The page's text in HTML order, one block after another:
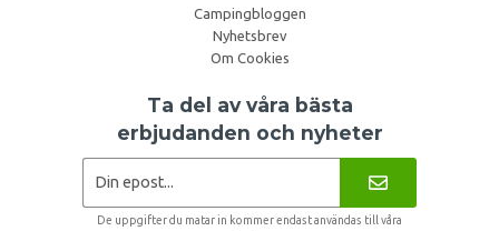
Campingbloggen
Nyhetsbrev
Om Cookies
Ta del av våra bästa
erbjudanden och nyheter
De uppgifter du matar in kommer endast användas till våra